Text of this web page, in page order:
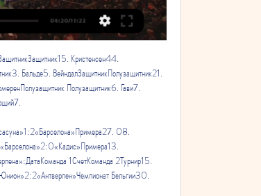
Кристенсен44.
Бальде5. ВейндалЗащитникПолузащитник21.
Полузащитник6. Гави7.
08.
1СчетКоманда 2Турнир15.
Бельгии30.